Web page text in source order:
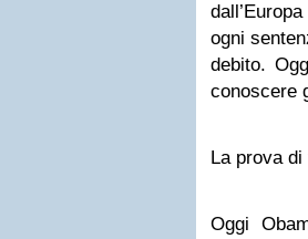
ogni
debito.
conoscere
La prova
Oggi